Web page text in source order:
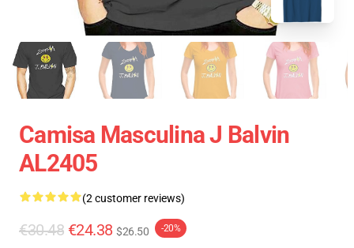
Camisa Masculina J Balvin
AL2405
(2 customer reviews)
€30.48 €24.38 $26.50 -20%